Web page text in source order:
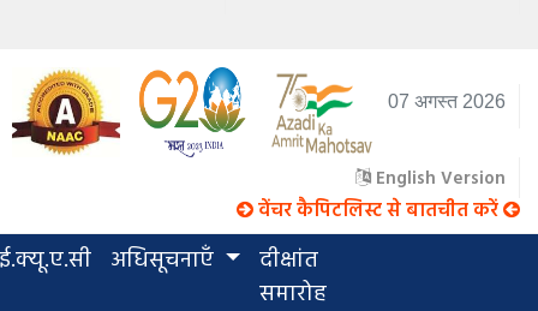
07 अगस्त 2026
English Version
वेंचर कैपिटलिस्ट से बातचीत करें
अधिसूचनाएँ
दीक्षांत
समारोह